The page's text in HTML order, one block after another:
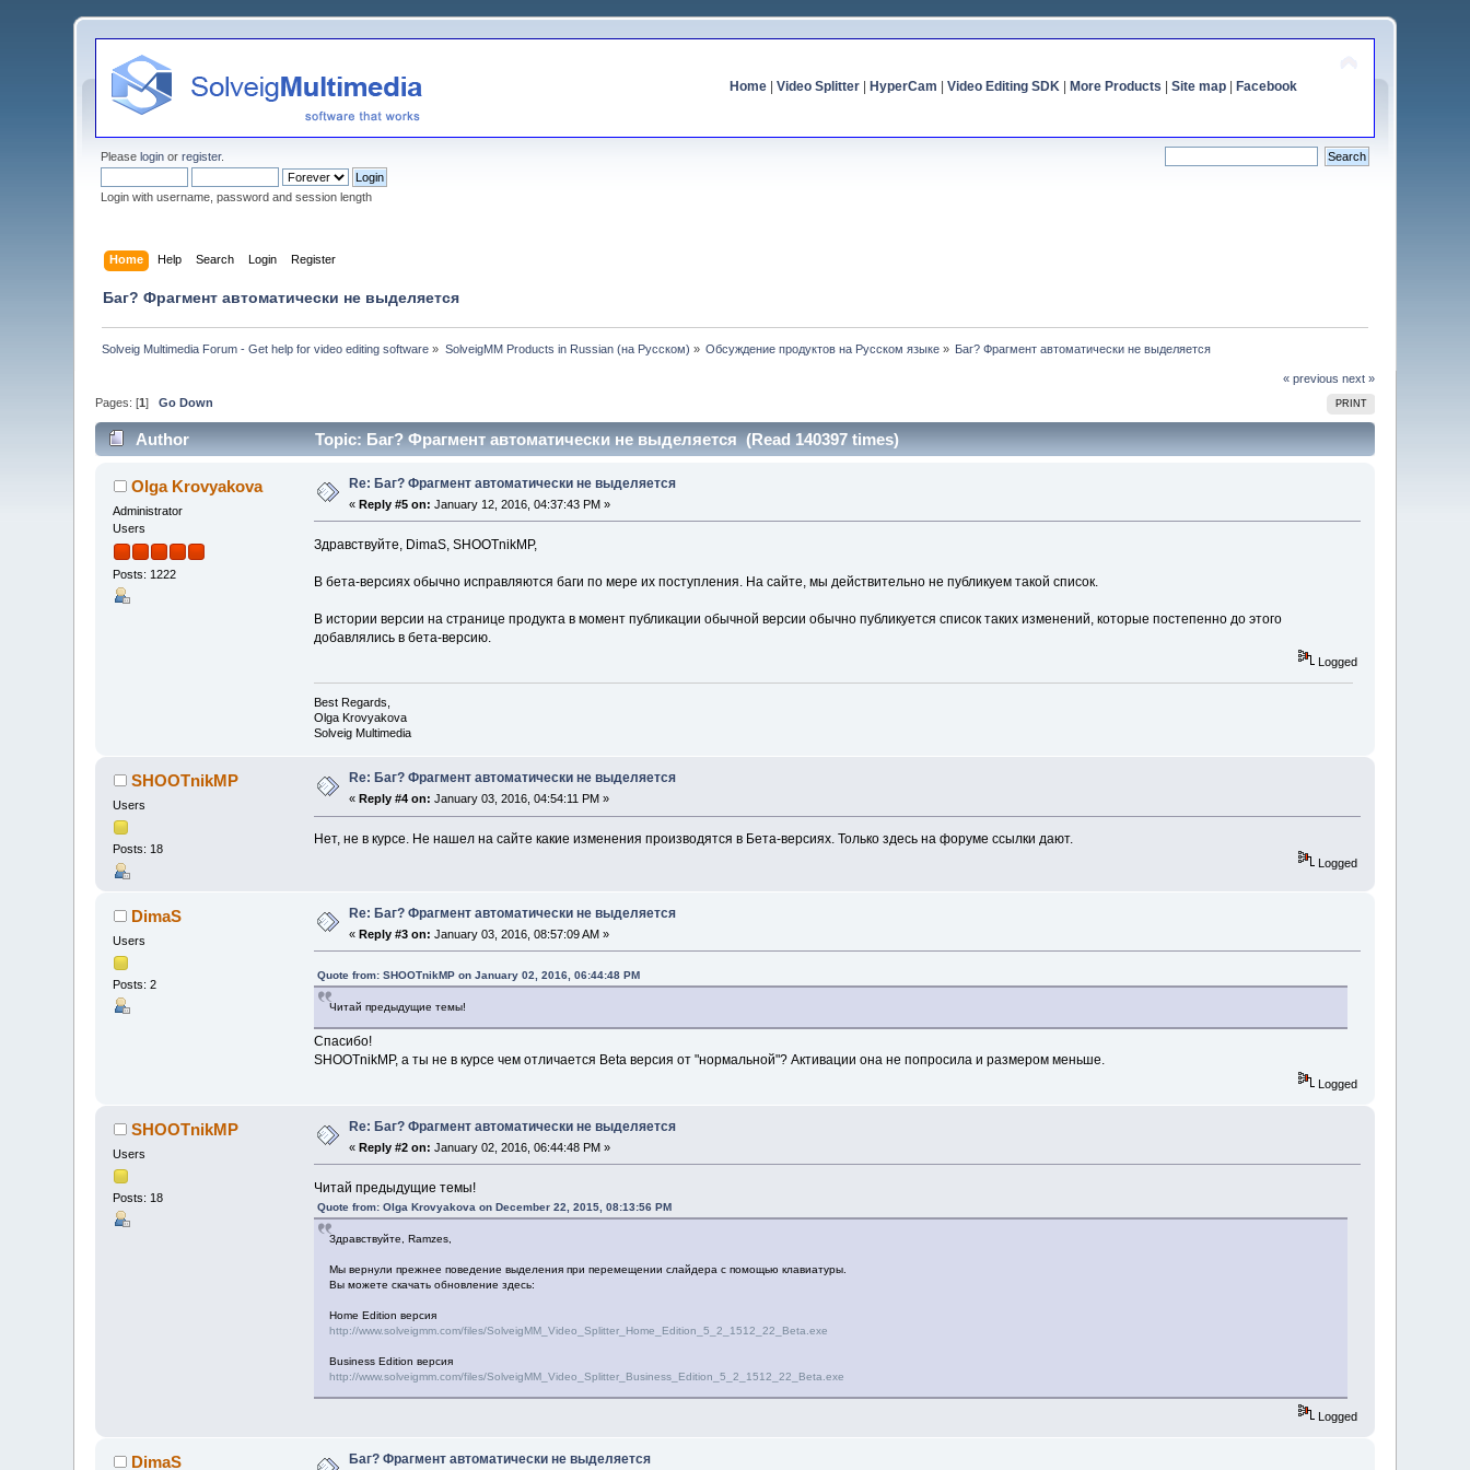
Home| Video Splitter| HyperCam Video Editing SDK| More Products Site map| Facebook
Pleaselogin orregister.
Login with username, password and session length
Home Help Search Login Register
Баг? Фрагмент автоматически не выделяется
Solveig Multimedia Forum - Get help for video editing software » SolveigMM Products in Russian (на Русском) » Обсуждение продуктов на Русском языке » Баг? Фрагмент автоматически не выделяется
« previous next »
PRINT
Pages: [1]Go Down
Author Topic: Баг? Фрагмент автоматически не выделяется (Read 140397 times)
Olga Krovyakova
Administrator
Users
Posts: 1222
Re: Баг? Фрагмент автоматически не выделяется
«Reply #5 on: January 12, 2016, 04:37:43 PM »
Здравствуйте, DimaS, SHOOTnikMP,
В бета-версиях обычно исправляются баги по мере их поступления. На сайте, мы действительно не публикуем такой список.
В истории версии на странице продукта в момент публикации обычной версии обычно публикуется список таких изменений, которые постепенно до этого
добавлялись в бета-версию.
Logged
Best Regards,
Olga Krovyakova
Solveig Multimedia
SHOOTnikMP
Users
Posts: 18
Re: Баг? Фрагмент автоматически не выделяется
« Reply #4 on: January 03, 2016, 04:54:11 PM »
Нет, не в курсе. Не нашел на сайте какие изменения производятся в Бета-версиях. Только здесь на форуме ссылки дают.
Logged
DimaS
Users
Posts: 2
Re: Баг? Фрагмент автоматически не выделяется
«Reply #3 on: January 03, 2016, 08:57:09 AM »
Quote from: SHOOTnikMP on January 02, 2016, 06:44:48 PM
Читай предыдущие темы!
Спасибо!
SHOOTnikMP, а ты не в курсе чем отличается Beta версия от "нормальной"? Активации она не попросила и размером меньше.
Logged
SHOOTnikMP
Users
Posts: 18
Re: Баг? Фрагмент автоматически не выделяется
«Reply #2 on: January 02, 2016, 06:44:48 PM »
Читай предыдущие темы!
Quote from: Olga Krovyakova on December 22, 2015, 08:13:56 PM
Здравствуйте, Ramzes,
Мы вернули прежнее поведение выделения при перемещении слайдера с помощью клавиатуры.
Вы можете скачать обновление здесь:
Home Edition версия
http://www.solveigmm.com/files/SolveigMM_Video_Splitter_Home_Edition_5_2_1512_22_Beta.exe
Business Edition версия
http://www.solveigmm.com/files/SolveigMM_Video_Splitter_Business_Edition_5_2_1512_22_Beta.exe
Logged
DimaS Баг? Фрагмент автоматически не выделяется